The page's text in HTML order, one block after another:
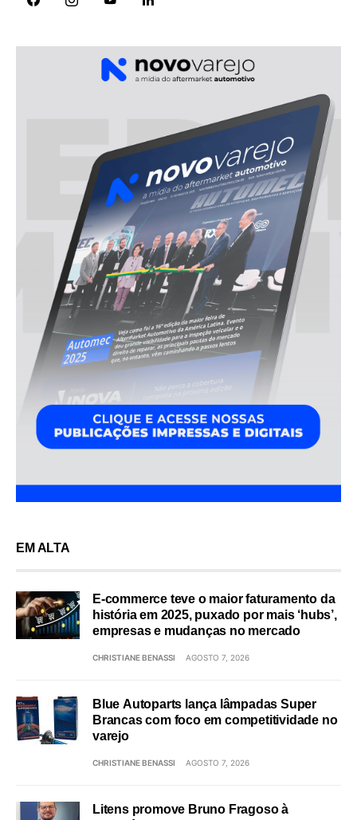
EM ALTA
E-commerce teve o maior faturamento da
história em 2025, puxado por mais ‘hubs’,
empresas e mudanças no mercado
CHRISTIANE BENASSI AGOSTO 7, 2026
Blue Autoparts lança lâmpadas Super
Brancas com foco em competitividade no
varejo
CHRISTIANE BENASSI AGOSTO 7, 2026
Litens promove Bruno Fragoso à